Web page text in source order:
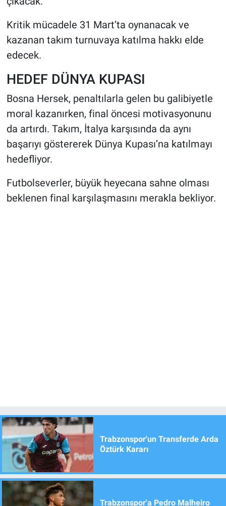
Kritik mücadele 31 Mart’ta oynanacak ve
kazanan takım turnuvaya katılma hakkı elde
edecek.
HEDEF DÜNYA KUPASI
Bosna Hersek, penaltılarla gelen bu galibiyetle
moral kazanırken, final öncesi motivasyonunu
da artırdı. Takım, İtalya karşısında da aynı
başarıyı göstererek Dünya Kupası’na katılmayı
hedefliyor.
Futbolseverler, büyük heyecana sahne olması
beklenen final karşılaşmasını merakla bekliyor.
Trabzonspor'un Transferde Arda
Öztürk Kararı
Trabzonspor'a Pedro Malheiro